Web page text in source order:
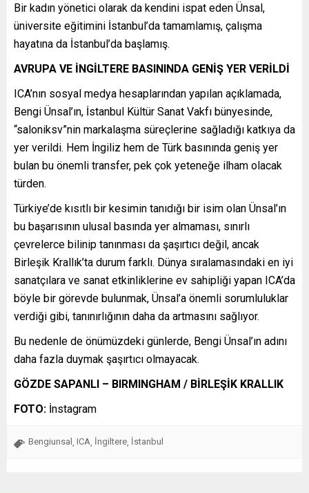
Bir kadın yönetici olarak da kendini ispat eden Ünsal,
üniversite eğitimini İstanbul’da tamamlamış, çalışma
hayatına da İstanbul’da başlamış.
AVRUPA VE İNGİLTERE BASININDA GENİŞ YER VERİLDİ
ICA’nın sosyal medya hesaplarından yapılan açıklamada,
Bengi Ünsal’ın, İstanbul Kültür Sanat Vakfı bünyesinde,
“saloniksv”nin markalaşma süreçlerine sağladığı katkıya da
yer verildi. Hem İngiliz hem de Türk basınında geniş yer
bulan bu önemli transfer, pek çok yeteneğe ilham olacak
türden.
Türkiye’de kısıtlı bir kesimin tanıdığı bir isim olan Ünsal’ın
bu başarısının ulusal basında yer almaması, sınırlı
çevrelerce bilinip tanınması da şaşırtıcı değil, ancak
Birleşik Krallık’ta durum farklı. Dünya sıralamasındaki en iyi
sanatçılara ve sanat etkinliklerine ev sahipliği yapan ICA’da
böyle bir görevde bulunmak, Ünsal’a önemli sorumluluklar
verdiği gibi, tanınırlığının daha da artmasını sağlıyor.
Bu nedenle de önümüzdeki günlerde, Bengi Ünsal’ın adını
daha fazla duymak şaşırtıcı olmayacak.
GÖZDE SAPANLI – BIRMINGHAM / BİRLEŞİK KRALLIK
FOTO: İnstagram
Bengiunsal ICA İngiltere İstanbul